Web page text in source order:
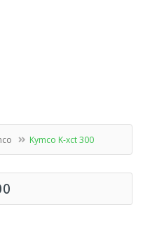
Kymco K-xct 300